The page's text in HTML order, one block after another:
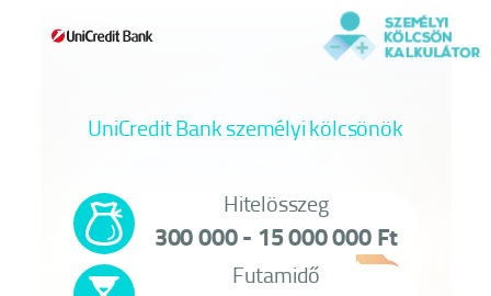
UniCredit Bank személyi kölcsönök
Hitelösszeg
300 000 - 15 000 000 Ft
Futamidő